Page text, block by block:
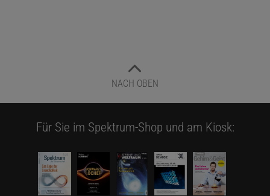
NACH OBEN
Für Sie im Spektrum-Shop und am Kiosk: